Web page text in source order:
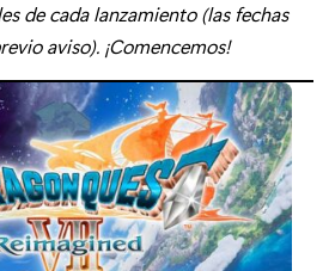
de cada lanzamiento (las fechas
aviso). ¡Comencemos!